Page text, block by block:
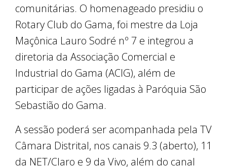
comunitárias. O homenageado presidiu o
Rotary Club do Gama, foi mestre da Loja
Maçônica Lauro Sodré nº 7 e integrou a
diretoria da Associação Comercial e
Industrial do Gama (ACIG), além de
participar de ações ligadas à Paróquia São
Sebastião do Gama.
A sessão poderá ser acompanhada pela TV
Câmara Distrital, nos canais 9.3 (aberto), 11
da NET/Claro e 9 da Vivo, além do canal